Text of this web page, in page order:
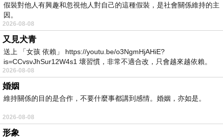
假裝對他人有興趣和忽視他人對自己的這種假裝，是社會關係維持的主
因。
2026-08-08
又見犬青
送上 「女孩 依賴」 https://youtu.be/o3NgmHjAHiE?
is=CCvsvJhSur12W4s1 壞習慣，非常不適合改，只會越來越依賴。
我害怕的
2026-08-08
婚姻
維持關係的目的是合作，不要什麼事都講到感情。婚姻，亦如是。
2026-08-08
形象